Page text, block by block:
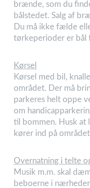
brænde, som du
bålstedet. Salg af
Du må ikke fælde
tørkeperioder er bål
Kørsel
Kørsel med bil,
området. Der må
parkeres helt oppe
om
til bommen. Husk at
kører ind på
Overnatning i telte
Musik m.m. skal
beboerne i